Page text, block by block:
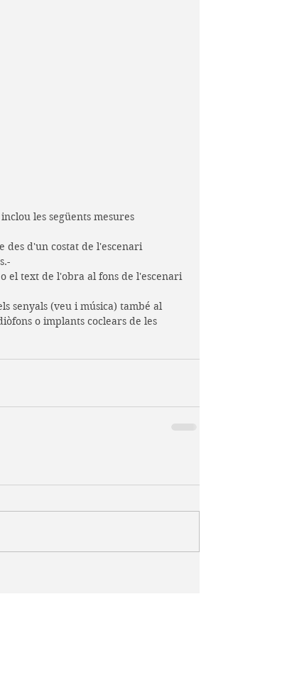
les següents mesures
des d'un costat de l'escenari
el text de l'obra al fons de l'escenari
senyals (veu i música) també al
o implants coclears de les